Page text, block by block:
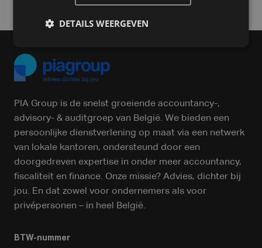
PIA Group is de snelst groeiende accountancy-,
advisory- & auditgroep van België. We bieden een
persoonlijke dienstverlening op maat via een netwerk
van lokale kantoren, ondersteund door een
doorgedreven expertise in onder meer accountancy,
fiscaliteit en finance. Onze missie? Advies, dichter bij
jou. En dat zowel voor ondernemers als voor
privépersonen – in heel België.
BTW-nummer
DETAILS WEERGEVEN